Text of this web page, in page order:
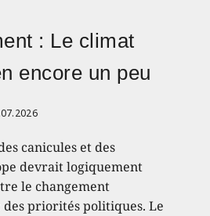
: Le climat
encore un peu
canicules et des
devrait logiquement
le changement
priorités politiques. Le